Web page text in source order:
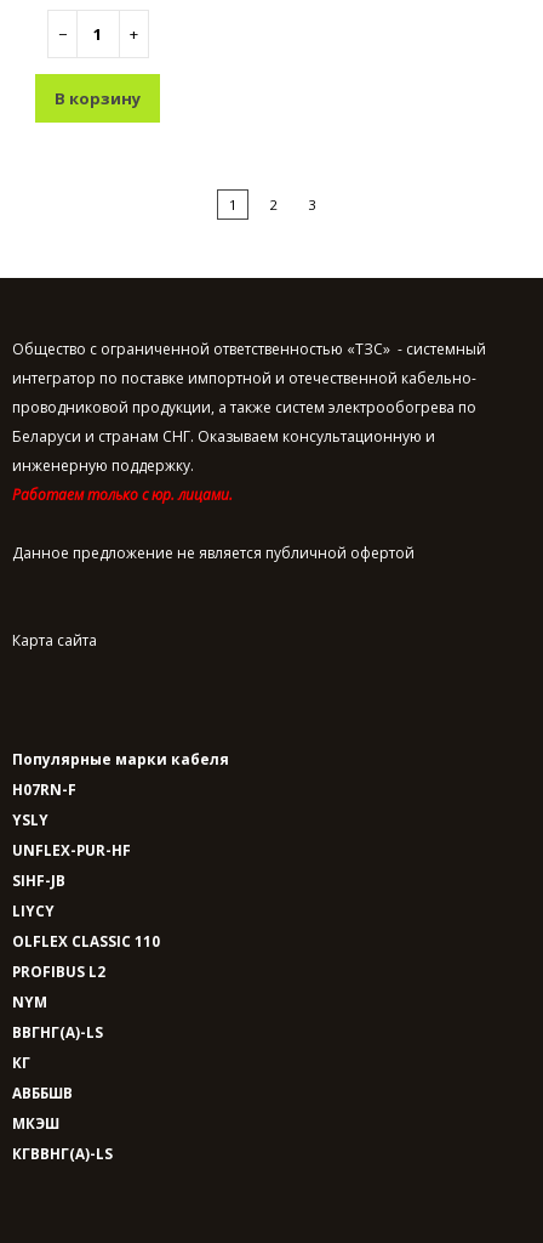
− +
В корзину
1 2 3
Общество с ограниченной ответственностью «ТЗС» - системный
интегратор по поставке импортной и отечественной кабельно-
проводниковой продукции, а также систем электрообогрева по
Беларуси и странам СНГ. Оказываем консультационную и
инженерную поддержку.
Работаем только с юр. лицами.
Данное предложение не является публичной офертой
Карта сайта
Популярные марки кабеля
H07RN-F
YSLY
UNFLEX-PUR-HF
SIHF-JB
LIYCY
OLFLEX CLASSIC 110
PROFIBUS L2
NYM
ВВГНГ(A)-LS
КГ
АВББШВ
МКЭШ
КГВВНГ(A)-LS